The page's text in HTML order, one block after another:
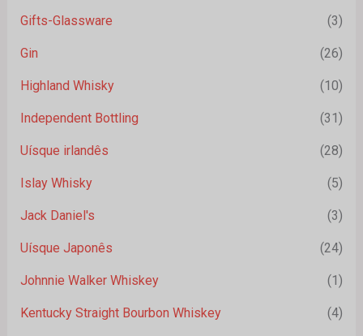
Gifts-Glassware (3)
Gin (26)
Highland Whisky (10)
Independent Bottling (31)
Uísque irlandês (28)
Islay Whisky (5)
Jack Daniel's (3)
Uísque Japonês (24)
Johnnie Walker Whiskey (1)
Kentucky Straight Bourbon Whiskey (4)